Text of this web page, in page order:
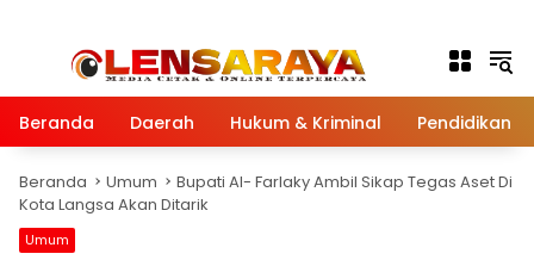
Beranda Daerah Hukum & Kriminal Pendidikan
Beranda Umum
Bupati Al- Farlaky Ambil Sikap Tegas Aset Di
Kota Langsa Akan Ditarik
Umum